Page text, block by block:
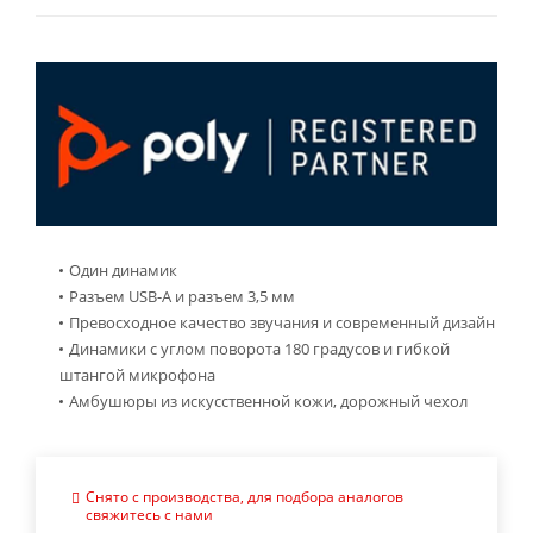
Один динамик
Разъем USB-A и разъем 3,5 мм
Превосходное качество звучания и современный дизайн
Динамики с углом поворота 180 градусов и гибкой
штангой микрофона
Амбушюры из искусственной кожи, дорожный чехол
Снято с производства, для подбора аналогов
свяжитесь с нами